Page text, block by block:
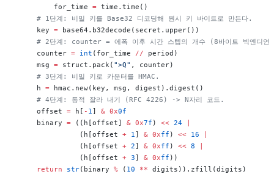
        for_time
= time.time()
    # 1단계: 비밀 키를 Base32 디코딩해 원시 키 바이트로 만든다.
    key
= base64.b32decode(secret.upper())
# 2단계: counter = 에폭 이후 시간 스텝의 개수 (8바이트 빅엔디언
    counter
= int (for_time // period)
    msg
= struct.pack( ">Q" , counter)
    # 3단계: 비밀 키로 카운터를 HMAC.
    h
= hmac.new(key, msg, digest).digest()
    # 4단계: 동적 잘라 내기 (RFC 4226) -> N자리 코드.
    offset
= h[ - 1] & 0x0f
    binary
= ((h[offset] & 0x7f ) << 24
              (h[offset
+ 1] & 0xff ) << 16
              (h[offset
+ 2] & 0xff ) << 8
              (h[offset
+ 3] & 0xff ))
    return
str(binary % ( 10 ** digits)).zfill(digits)